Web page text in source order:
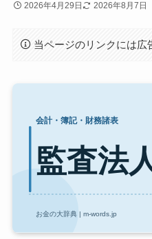
2026年4月29日 2026年8月7日
当ページのリンクには広